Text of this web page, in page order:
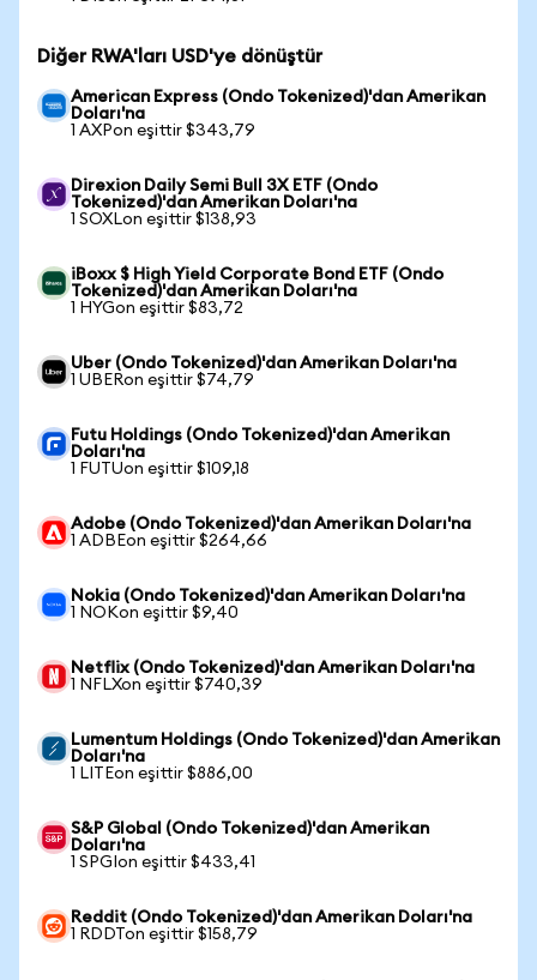
Diğer RWA'ları USD'ye dönüştür
American Express (Ondo Tokenized)'dan Amerikan
Doları'na
1 AXPon eşittir $343,79
Direxion Daily Semi Bull 3X ETF (Ondo
Tokenized)'dan Amerikan Doları'na
1 SOXLon eşittir $138,93
iBoxx $ High Yield Corporate Bond ETF (Ondo
Tokenized)'dan Amerikan Doları'na
1 HYGon eşittir $83,72
Uber (Ondo Tokenized)'dan Amerikan Doları'na
1 UBERon eşittir $74,79
Futu Holdings (Ondo Tokenized)'dan Amerikan
Doları'na
1 FUTUon eşittir $109,18
Adobe (Ondo Tokenized)'dan Amerikan Doları'na
1 ADBEon eşittir $264,66
Nokia (Ondo Tokenized)'dan Amerikan Doları'na
1 NOKon eşittir $9,40
Netflix (Ondo Tokenized)'dan Amerikan Doları'na
1 NFLXon eşittir $740,39
Lumentum Holdings (Ondo Tokenized)'dan Amerikan
Doları'na
1 LITEon eşittir $886,00
S&P Global (Ondo Tokenized)'dan Amerikan
Doları'na
1 SPGIon eşittir $433,41
Reddit (Ondo Tokenized)'dan Amerikan Doları'na
1 RDDTon eşittir $158,79